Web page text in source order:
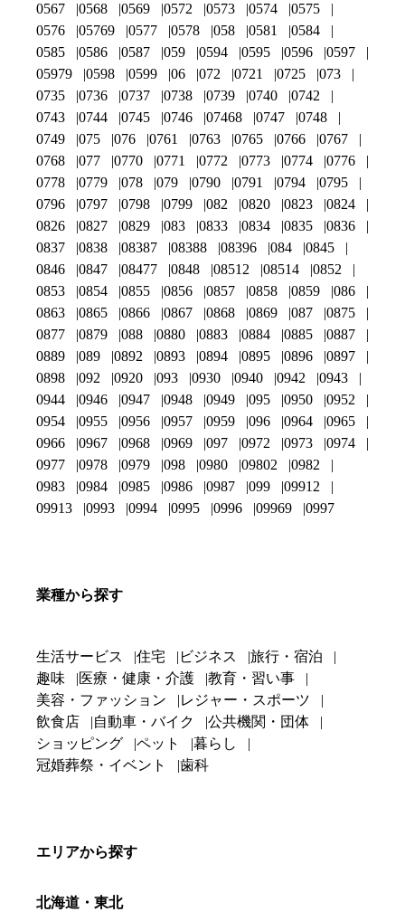
0567
0568 0569 0572 0573 0574
0575
0576
05769 0577 0578 058 0581
0584
0585
0586 0587 059 0594 0595 0596
0597
05979
0598 0599 06 072 0721 0725
073
0735
0736 0737 0738 0739 0740
0742
0743
0744 0745 0746 07468 0747
0748
0749
075 076 0761 0763 0765 0766
0767
0768
077 0770 0771 0772 0773 0774
0776
0778
0779 078 079 0790 0791 0794
0795
0796
0797 0798 0799 082 0820 0823
0824
0826
0827 0829 083 0833 0834 0835
0836
0837
0838 08387 08388 08396 084
0845
0846
0847 08477 0848 08512 08514
0852
0853
0854 0855 0856 0857 0858 0859
086
0863
0865 0866 0867 0868 0869 087
0875
0877
0879 088 0880 0883 0884 0885
0887
0889
089 0892 0893 0894 0895 0896
0897
0898
092 0920 093 0930 0940 0942
0943
0944
0946 0947 0948 0949 095 0950
0952
0954
0955 0956 0957 0959 096 0964
0965
0966
0967 0968 0969 097 0972 0973
0974
0977
0978 0979 098 0980 09802
0982
0983
0984 0985 0986 0987 099
09912
09913
0993 0994 0995 0996 09969 0997
業種から探す
生活サービス 住宅 ビジネス
旅行・宿泊
趣味
医療・健康・介護
教育・習い事
美容・ファッション
レジャー・スポーツ
飲食店
自動車・バイク
公共機関・団体
ショッピング
ペット
暮らし
冠婚葬祭・イベント
歯科
エリアから探す
北海道・東北